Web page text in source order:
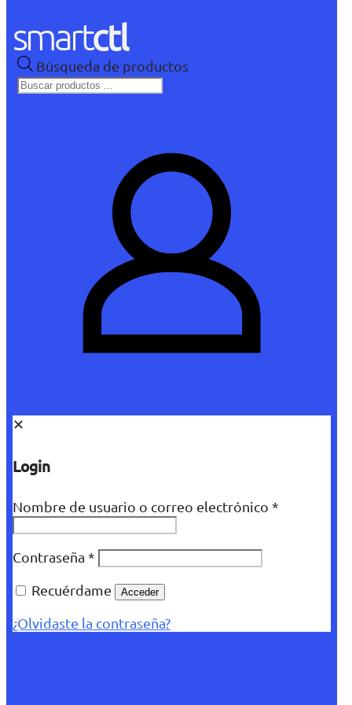
Búsqueda de productos
✕
Login
Nombre de usuario o correo electrónico *
Contraseña *
Recuérdame
Acceder
¿Olvidaste la contraseña?